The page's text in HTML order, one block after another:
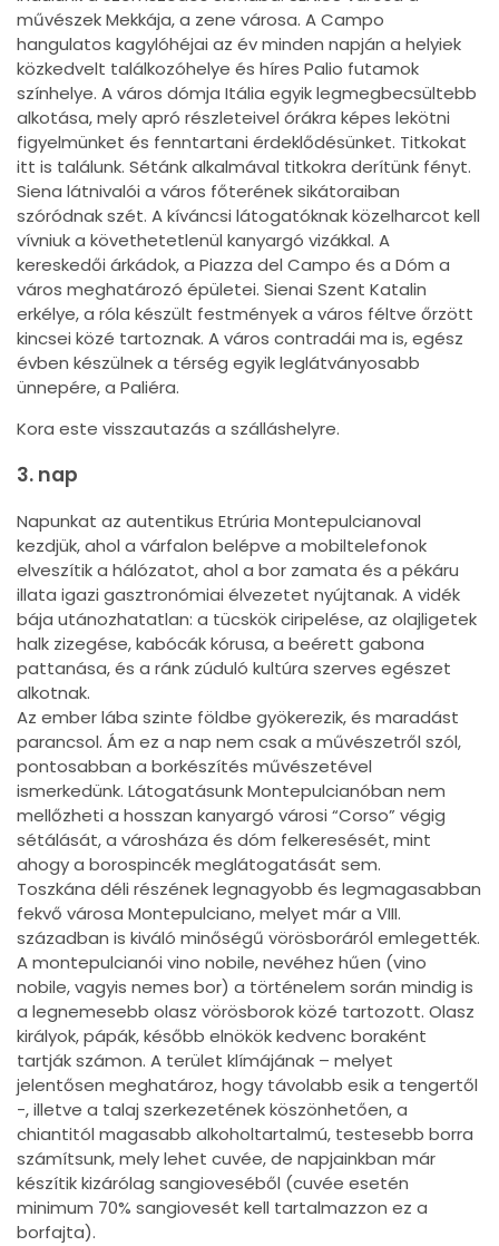
művészek Mekkája, a zene városa. A Campo
hangulatos kagylóhéjai az év minden napján a helyiek
közkedvelt találkozóhelye és híres Palio futamok
színhelye. A város dómja Itália egyik legmegbecsültebb
alkotása, mely apró részleteivel órákra képes lekötni
figyelmünket és fenntartani érdeklődésünket. Titkokat
itt is találunk. Sétánk alkalmával titkokra derítünk fényt.
Siena látnivalói a város főterének sikátoraiban
szóródnak szét. A kíváncsi látogatóknak közelharcot kell
vívniuk a követhetetlenül kanyargó vizákkal. A
kereskedői árkádok, a Piazza del Campo és a Dóm a
város meghatározó épületei. Sienai Szent Katalin
erkélye, a róla készült festmények a város féltve őrzött
kincsei közé tartoznak. A város contradái ma is, egész
évben készülnek a térség egyik leglátványosabb
ünnepére, a Paliéra.
Kora este visszautazás a szálláshelyre.
3. nap
Napunkat az autentikus Etrúria Montepulcianoval
kezdjük, ahol a várfalon belépve a mobiltelefonok
elveszítik a hálózatot, ahol a bor zamata és a pékáru
illata igazi gasztronómiai élvezetet nyújtanak. A vidék
bája utánozhatatlan: a tücskök ciripelése, az olajligetek
halk zizegése, kabócák kórusa, a beérett gabona
pattanása, és a ránk zúduló kultúra szerves egészet
alkotnak.
Az ember lába szinte földbe gyökerezik, és maradást
parancsol. Ám ez a nap nem csak a művészetről szól,
pontosabban a borkészítés művészetével
ismerkedünk. Látogatásunk Montepulcianóban nem
mellőzheti a hosszan kanyargó városi “Corso” végig
sétálását, a városháza és dóm felkeresését, mint
ahogy a borospincék meglátogatását sem.
Toszkána déli részének legnagyobb és legmagasabban
fekvő városa Montepulciano, melyet már a VIII.
században is kiváló minőségű vörösboráról emlegették.
A montepulcianói vino nobile, nevéhez hűen (vino
nobile, vagyis nemes bor) a történelem során mindig is
a legnemesebb olasz vörösborok közé tartozott. Olasz
királyok, pápák, később elnökök kedvenc boraként
tartják számon. A terület klímájának – melyet
jelentősen meghatároz, hogy távolabb esik a tengertől
-, illetve a talaj szerkezetének köszönhetően, a
chiantitól magasabb alkoholtartalmú, testesebb borra
számítsunk, mely lehet cuvée, de napjainkban már
készítik kizárólag sangioveséből (cuvée esetén
minimum 70% sangiovesét kell tartalmazzon ez a
borfajta).